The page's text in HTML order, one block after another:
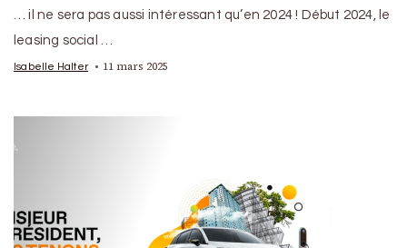
… il ne sera pas aussi intéressant qu’en 2024 ! Début 2024, le
leasing social …
Isabelle Halter 11 mars 2025